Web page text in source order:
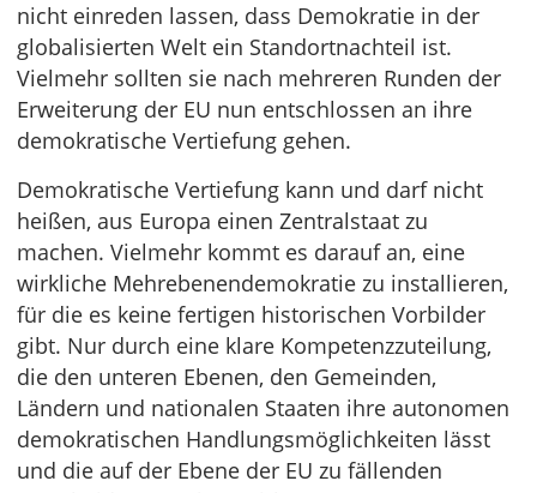
nicht einreden lassen, dass Demokratie in der
globalisierten Welt ein Standortnachteil ist.
Vielmehr sollten sie nach mehreren Runden der
Erweiterung der EU nun entschlossen an ihre
demokratische Vertiefung gehen.
Demokratische Vertiefung kann und darf nicht
heißen, aus Europa einen Zentralstaat zu
machen. Vielmehr kommt es darauf an, eine
wirkliche Mehrebenendemokratie zu installieren,
für die es keine fertigen historischen Vorbilder
gibt. Nur durch eine klare Kompetenzzuteilung,
die den unteren Ebenen, den Gemeinden,
Ländern und nationalen Staaten ihre autonomen
demokratischen Handlungsmöglichkeiten lässt
und die auf der Ebene der EU zu fällenden